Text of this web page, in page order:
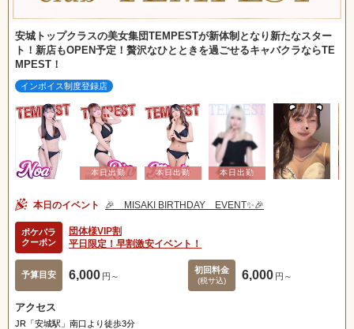
安城トップクラスの美女集団TEMPESTが新体制となり新たなスター
ト！新店もOPEN予定！贅沢なひとときを過ごせるキャバクラならTE
MPEST！
インボイス制度登録店
本日のイベント 🎉 MISAKI BIRTHDAY EVENT✨🎉
ポケパラ
クーポン
団体様VIP割
平日限定！早割激安イベント！
予算目安 6,000 円～
初回料金
(税サ込) 6,000 円～
アクセス
JR「安城駅」南口より徒歩3分